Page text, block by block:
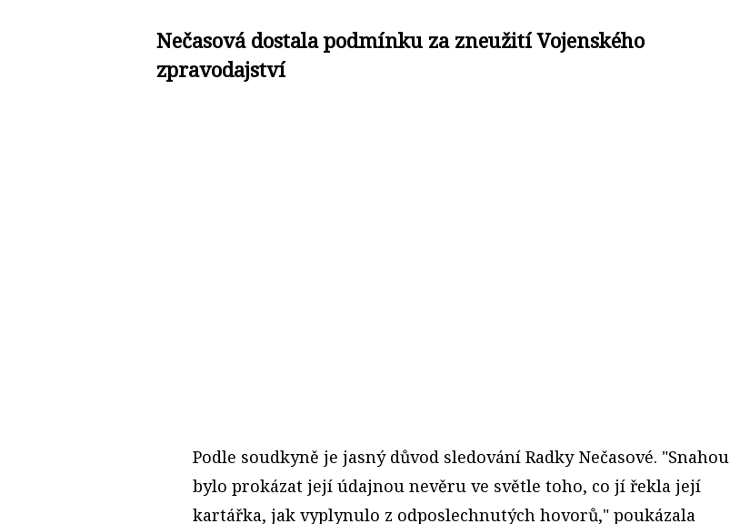
Nečasová dostala podmínku za zneužití Vojenského
zpravodajství
Podle soudkyně je jasný důvod sledování Radky Nečasové. "Snahou
bylo prokázat její údajnou nevěru ve světle toho, co jí řekla její
kartářka, jak vyplynulo z odposlechnutých hovorů," poukázala